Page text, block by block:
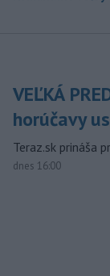
VEĽKÁ
horúčavy
Teraz.sk prináša
dnes 16:00